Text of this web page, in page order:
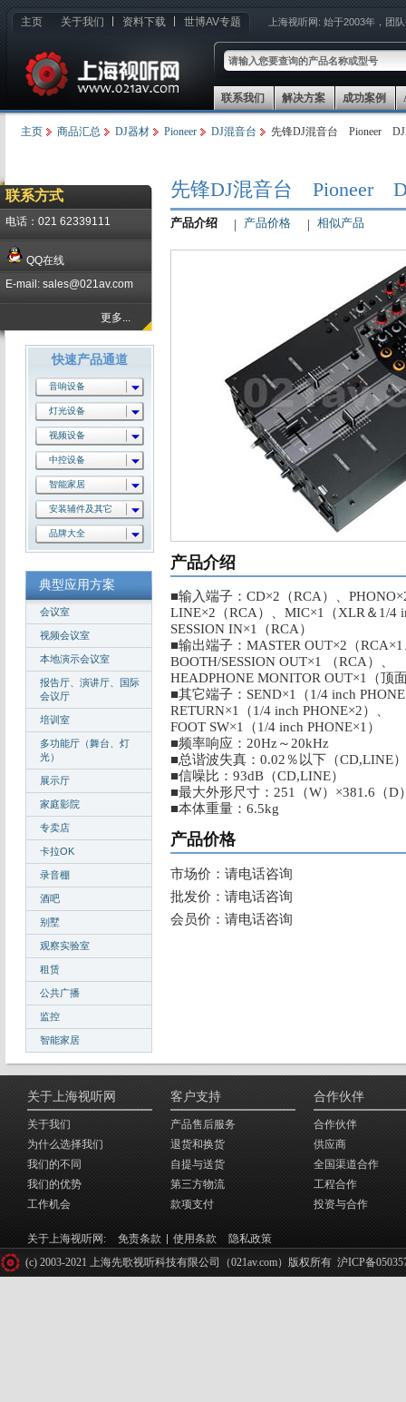
主页 关于我们 资料下载 世博AV专题 上海视听网: 始于2003年，团
联系我们 解决方案 成功案例
主页 商品汇总 DJ器材 Pioneer DJ混音台 先锋DJ混音台 Pioneer
先锋DJ混音台 Pioneer
产品介绍 产品价格 相似产品
产品介绍
■输入端子：CD×2（RCA）、
LINE×2（RCA）、MIC×1（XLR＆1/4
SESSION IN×1（RCA）
■输出端子：MASTER OUT×2（
BOOTH/SESSION OUT×1 （RCA）、
HEADPHONE MONITOR OUT×1（顶
■其它端子：SEND×1（1/4 inch
RETURN×1（1/4 inch PHONE×2）、
FOOT SW×1（1/4 inch PHONE×1）
■频率响应：20Hz～20kHz
■总谐波失真：0.02％以下（CD,LINE）
■信噪比：93dB（CD,LINE）
■最大外形尺寸：251（W）×381.6（D
■本体重量：6.5kg
产品价格
市场价：请电话咨询
批发价：请电话咨询
会员价：请电话咨询
联系方式
电话：021 62339111
QQ在线
E-mail: sales@021av.com
更多...
快速产品通道
音响设备
灯光设备
视频设备
中控设备
智能家居
安装辅件及其它
品牌大全
典型应用方案
会议室
视频会议室
本地演示会议室
报告厅、演讲厅、国际
会议厅
培训室
多功能厅（舞台、灯
光）
展示厅
家庭影院
专卖店
卡拉OK
录音棚
酒吧
别墅
观察实验室
租赁
公共广播
监控
智能家居
关于上海视听网
关于我们
为什么选择我们
我们的不同
我们的优势
工作机会
客户支持
产品售后服务
退货和换货
自提与送货
第三方物流
款项支付
合作伙伴
合作伙伴
供应商
全国渠道合作
工程合作
投资与合作
关于上海视听网: 免责条款 使用条款
隐私政策
(c) 2003-2021 上海先歌视听科技有限公司（021av.com）版权所有 沪ICP备